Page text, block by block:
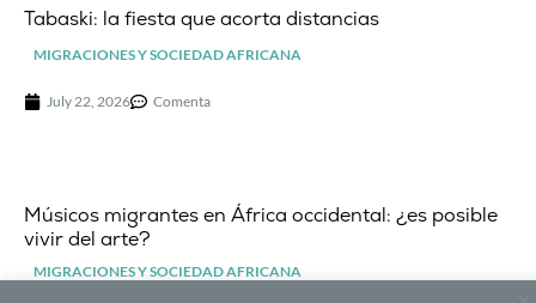
Tabaski: la fiesta que acorta distancias
MIGRACIONES Y SOCIEDAD AFRICANA
July 22, 2026 Comenta
Músicos migrantes en África occidental: ¿es posible
vivir del arte?
MIGRACIONES Y SOCIEDAD AFRICANA